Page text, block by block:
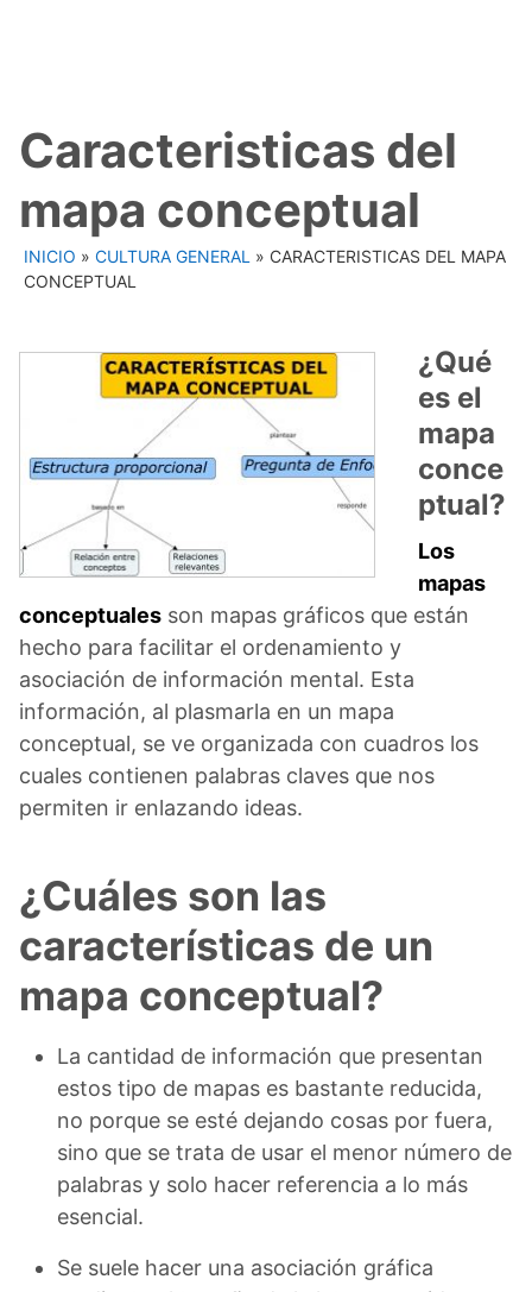
Caracteristicas del
mapa conceptual
INICIO » CULTURA GENERAL » CARACTERISTICAS DEL MAPA
CONCEPTUAL
¿Qué
es el
mapa
conce
ptual?
Los
mapas
conceptuales son mapas gráficos que están
hecho para facilitar el ordenamiento y
asociación de información mental. Esta
información, al plasmarla en un mapa
conceptual, se ve organizada con cuadros los
cuales contienen palabras claves que nos
permiten ir enlazando ideas.
¿Cuáles son las
características de un
mapa conceptual?
La cantidad de información que presentan
estos tipo de mapas es bastante reducida,
no porque se esté dejando cosas por fuera,
sino que se trata de usar el menor número de
palabras y solo hacer referencia a lo más
esencial.
Se suele hacer una asociación gráfica